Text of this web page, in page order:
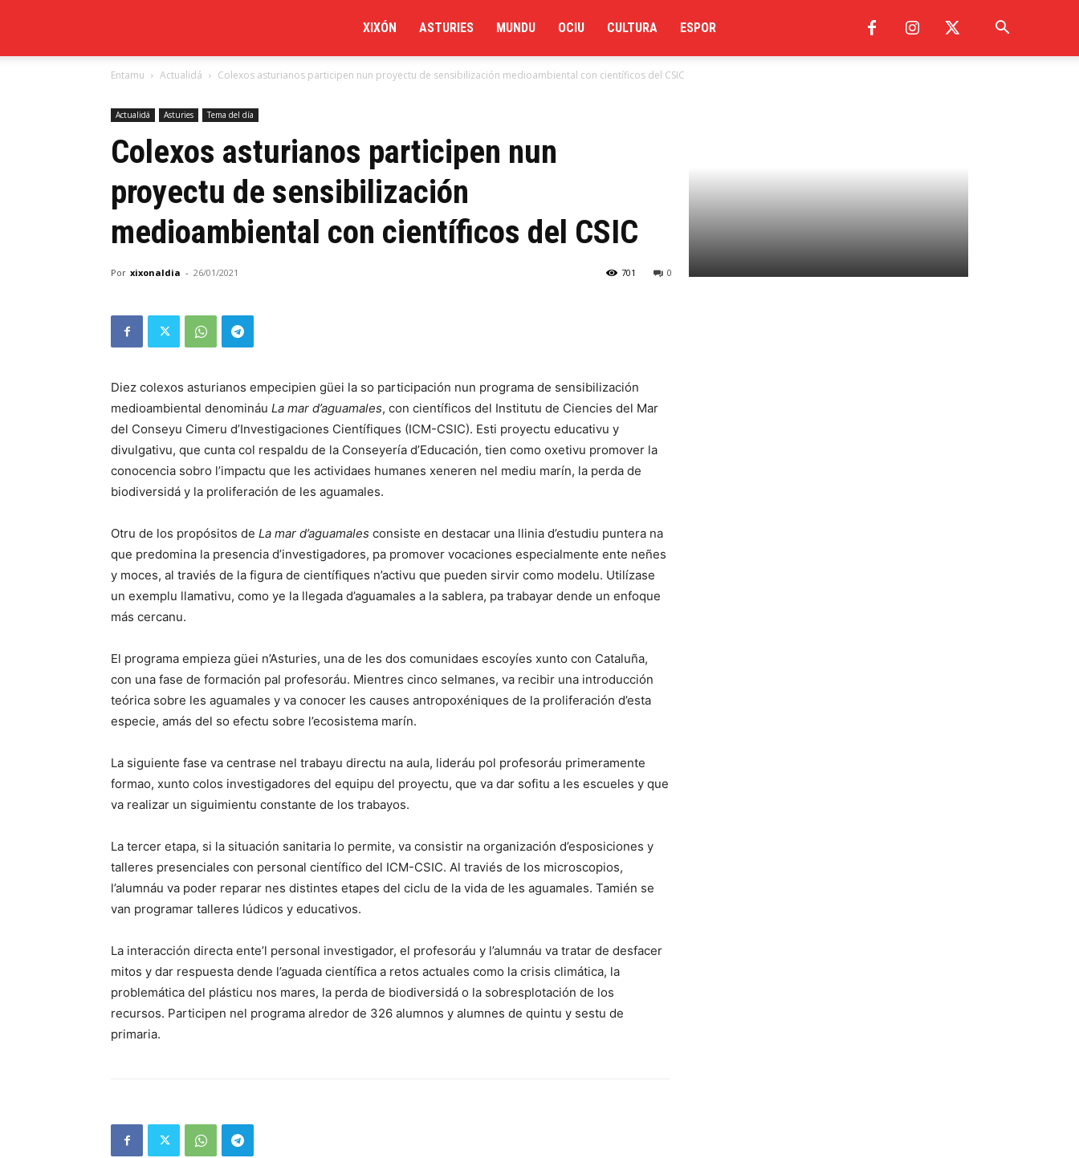
XIXÓN ASTURIES MUNDU OCIU CULTURA ESPOR
Entamu Actualidá Colexos asturianos participen nun proyectu de sensibilización medioambiental con científicos del CSIC
Actualidá Asturies Tema del día
Colexos asturianos participen nun
proyectu de sensibilización
medioambiental con científicos del CSIC
Por xixonaldia - 26/01/2021 0
701
Diez colexos asturianos empecipien güei la so participación nun programa de sensibilización
medioambiental denomináu La mar d’aguamales, con científicos del Institutu de Ciencies del Mar
del Conseyu Cimeru d’Investigaciones Científiques (ICM-CSIC). Esti proyectu educativu y
divulgativu, que cunta col respaldu de la Conseyería d’Educación, tien como oxetivu promover la
conocencia sobro l’impactu que les actividaes humanes xeneren nel mediu marín, la perda de
biodiversidá y la proliferación de les aguamales.
Otru de los propósitos de La mar d’aguamales consiste en destacar una llinia d’estudiu puntera na
que predomina la presencia d’investigadores, pa promover vocaciones especialmente ente neñes
y moces, al traviés de la figura de científiques n’activu que pueden sirvir como modelu. Utilízase
un exemplu llamativu, como ye la llegada d’aguamales a la sablera, pa trabayar dende un enfoque
más cercanu.
El programa empieza güei n’Asturies, una de les dos comunidaes escoyíes xunto con Cataluña,
con una fase de formación pal profesoráu. Mientres cinco selmanes, va recibir una introducción
teórica sobre les aguamales y va conocer les causes antropoxéniques de la proliferación d’esta
especie, amás del so efectu sobre l’ecosistema marín.
La siguiente fase va centrase nel trabayu directu na aula, lideráu pol profesoráu primeramente
formao, xunto colos investigadores del equipu del proyectu, que va dar sofitu a les escueles y que
va realizar un siguimientu constante de los trabayos.
La tercer etapa, si la situación sanitaria lo permite, va consistir na organización d’esposiciones y
talleres presenciales con personal científico del ICM-CSIC. Al traviés de los microscopios,
l’alumnáu va poder reparar nes distintes etapes del ciclu de la vida de les aguamales. Tamién se
van programar talleres lúdicos y educativos.
La interacción directa ente’l personal investigador, el profesoráu y l’alumnáu va tratar de desfacer
mitos y dar respuesta dende l’aguada científica a retos actuales como la crisis climática, la
problemática del plásticu nos mares, la perda de biodiversidá o la sobresplotación de los
recursos. Participen nel programa alredor de 326 alumnos y alumnes de quintu y sestu de
primaria.